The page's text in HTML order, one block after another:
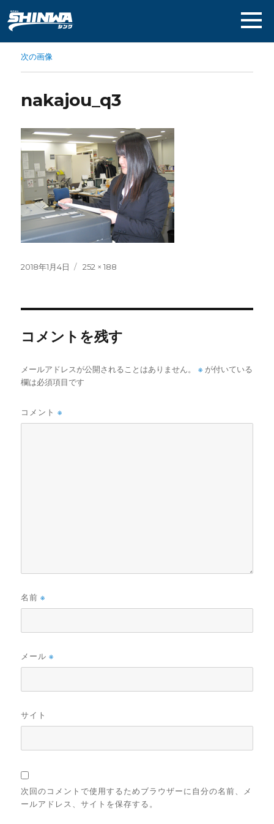
次の画像
nakajou_q3
投
2018年1月4日
フ
252 × 188
コメントを残す
メールアドレスが公開されることはありません。 ※ が付いている
欄は必須項目です
コメント※
名前※
メール※
サイト
次回のコメントで使用するためブラウザーに自分の名前、メ
ールアドレス、サイトを保存する。